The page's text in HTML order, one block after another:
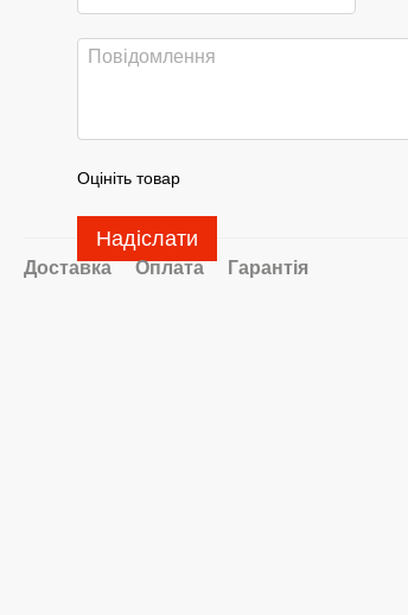
Оцініть товар
Надіслати
Доставка Оплата Гарантія